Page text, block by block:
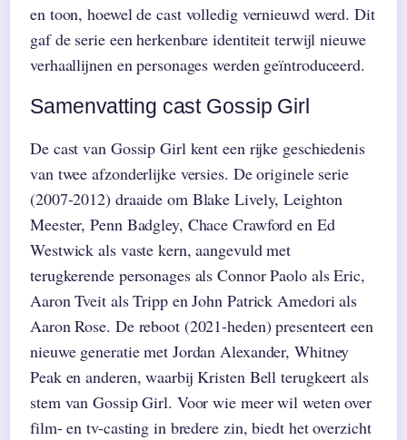
en toon, hoewel de cast volledig vernieuwd werd. Dit
gaf de serie een herkenbare identiteit terwijl nieuwe
verhaallijnen en personages werden geïntroduceerd.
Samenvatting cast Gossip Girl
De cast van Gossip Girl kent een rijke geschiedenis
van twee afzonderlijke versies. De originele serie
(2007-2012) draaide om Blake Lively, Leighton
Meester, Penn Badgley, Chace Crawford en Ed
Westwick als vaste kern, aangevuld met
terugkerende personages als Connor Paolo als Eric,
Aaron Tveit als Tripp en John Patrick Amedori als
Aaron Rose. De reboot (2021-heden) presenteert een
nieuwe generatie met Jordan Alexander, Whitney
Peak en anderen, waarbij Kristen Bell terugkeert als
stem van Gossip Girl. Voor wie meer wil weten over
film- en tv-casting in bredere zin, biedt het overzicht